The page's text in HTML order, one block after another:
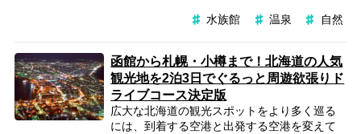
水族館 温泉 自然
函館から札幌・小樽まで！北海道の人気
観光地を2泊3日でぐるっと周遊欲張りド
ライブコース決定版
広大な北海道の観光スポットをより多く巡る
には、到着する空港と出発する空港を変えて